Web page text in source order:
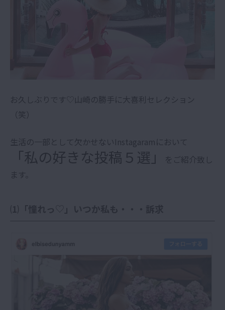
お久しぶりです♡山崎の勝手に大喜利セレクション
（笑）
生活の一部として欠かせないInstagaramにおいて
「私の好きな投稿５選」
をご紹介致し
ます。